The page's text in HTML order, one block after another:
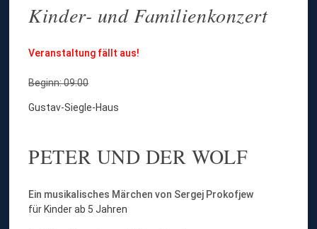
Kinder- und Familienkonzert
Veranstaltung fällt aus!
Beginn: 09:00
Gustav-Siegle-Haus
PETER UND DER WOLF
Ein musikalisches Märchen von Sergej Prokofjew
für Kinder ab 5 Jahren